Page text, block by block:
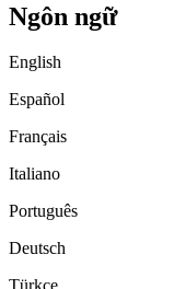
Ngôn ngữ
English
Español
Français
Italiano
Português
Deutsch